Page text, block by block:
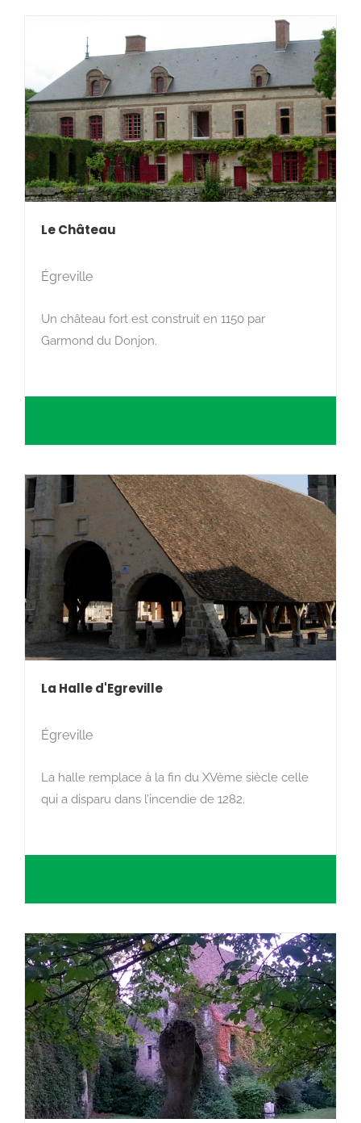
Le Château
Égreville
Un château fort est construit en 1150 par
Garmond du Donjon.
La Halle d'Egreville
Égreville
La halle remplace à la fin du XVème siècle celle
qui a disparu dans l’incendie de 1282.